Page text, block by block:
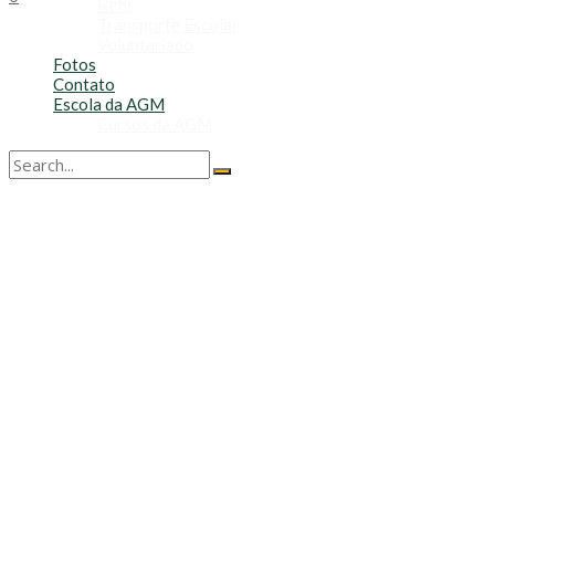
Fotos
Contato
Escola da AGM